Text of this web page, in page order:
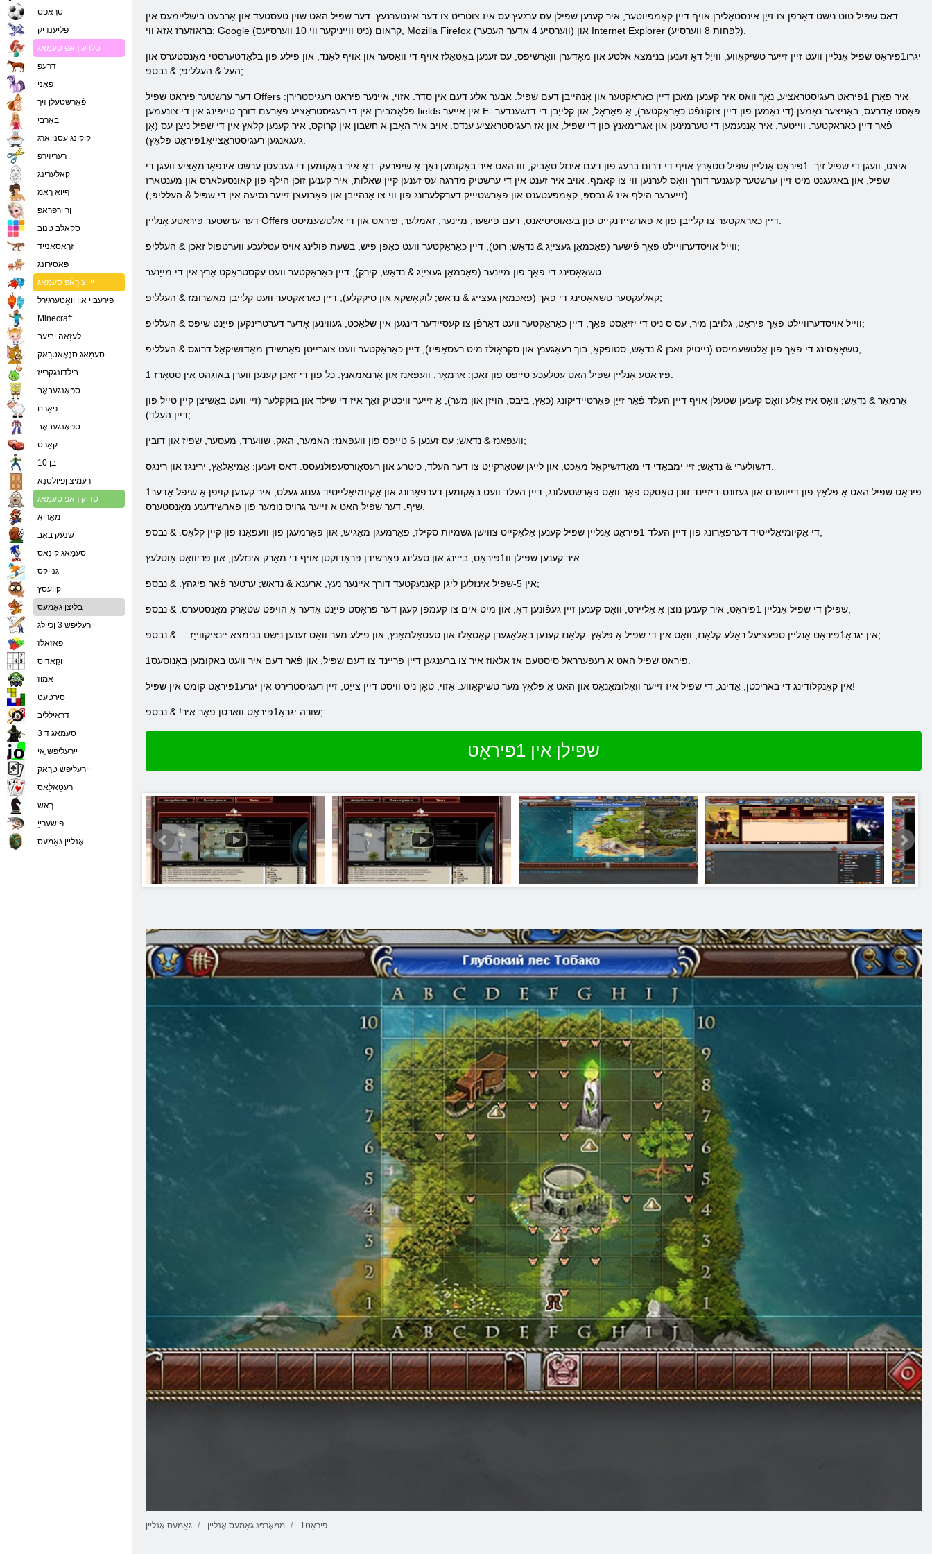
דאס שפּיל טוט נישט דאַרפֿן צו זייַן אינסטאַלירן אויף דיין קאָמפּיוטער, איר קענען שפּילן עס ערגעץ עס איז צוטריט צו דער אינטערנעץ. דער שפּיל האט שוין טעסטעד און אַרבעט בישליימעס אין
בראַוזערז אַזאַ ווי: Google קראָום (ניט ווייניקער ווי 10 ווערסיעס), Mozilla Firefox (ווערסיע 4 אָדער העכער) און Internet Explorer (לפּחות 8 ווערסיע).
יגרו1פּיראַט שפּיל אָנליין וועט זיין זייער טשיקאַווע, ווייַל דאָ זענען בנימצא אלטע און מאָדערן וואָרשיפּס, עס זענען באַטאַלז אויף די וואַסער און אויף לאַנד, און פילע פון ​​בלאַדטערסטי מאָנסטערס און
העל & העלליפּ; & נבספּ;
דער ערשטער פּיראַט שפּיל Offers איר פאָרן 1פּיראַט רעגיסטראַציע, נאָך וואָס איר קענען מאַכן דיין כאַראַקטער און אָנהייבן דעם שפּיל. אבער אַלע דעם אין סדר. אַזוי, איינער פּיראַט רעגיסטרירן:
פּלאָמבירן אין די רעגיסטראַציע פאָרעם דורך טייפּינג אין די צונעמען fields אין אייער E- פּאָסט אַדרעס, באַניצער נאָמען (די נאָמען פון דיין צוקונפֿט כאַראַקטער), אַ פּאַראָל, און קלייַבן די דזשענדער
פֿאַר דיין כאַראַקטער. ווייַטער, איר אָננעמען די טערמינען און אַגרימאַנץ פון די שפּיל, און אַז רעגיסטראַציע ענדס. אויב איר האָבן אַ חשבון אין קרוקס, איר קענען קלאָץ אין די שפּיל ניצן עס (אָן
איצט, וועגן די שפּיל זיך. 1פּיראַט אָנליין שפּיל סטאַרץ אויף די דרום ברעג פון דעם אינזל טאַביק, ווו האט איר באַקומען נאָך אַ שיפּרעק. דאָ איר באַקומען די געבעטן ערשט אינפֿאָרמאַציע וועגן די
שפּיל, און באגעגנט מיט זייַן ערשטער קעגנער דורך וואָס לערנען ווי צו קאַמף. אויב איר זענט אין די ערשטיק מדרגה עס זענען קיין שאלות, איר קענען זוכן הילף פון קאָונסעלאָרס און מענטאָרז
(זייערער הילף איז & נבספּ; קאָמפּעטענט און פאַרשטיייק דערקלערונג פון ווי צו אָנהייבן און פאָרזעצן זייער נסיעה אין די שפּיל & העלליפּ;)
ווייל אויסדערוויילט פאַך פֿישער (פאַכמאַן געצייַג & נדאַש; רוט), דיין כאַראַקטער וועט כאַפּן פיש, בשעת פּולינג אויס עטלעכע ווערטפול זאכן & העלליפּ;
קאַלעקטער טשאָאָסינג די פאַך (פאַכמאַן געצייַג & נדאַש; לוקאָשקאָ און סיקקלע), דיין כאַראַקטער וועט קלייַבן מאַשרומז & העלליפּ;
ווייל אויסדערוויילט פאַך פּיראַט, גלויבן מיר, עס ס ניט די יזיאַסט פאַך, דיין כאַראַקטער וועט דאַרפֿן צו קעסיידער דינגען אין שלאַכט, געווינען אָדער דערטרינקען פייַנט שיפּס & העלליפּ;
טשאָאָסינג די פאַך פון אַלטשעמיסט (נייטיק זאכן & נדאַש; סטופּקאַ, בוך רעאַגענץ און סקראָולז מיט רעסאַפּיז), דיין כאַראַקטער וועט צוגרייטן פאַרשידן מאַדזשיקאַל דרוגס & העלליפּ;
אַרמאָר & נדאַש; וואָס איז אַלע וואָס קענען שטעלן אויף דיין העלד פֿאַר זייַן פאַרטיידיקונג (כאַץ, ביבס, הויזן און מער), אַ זייער וויכטיק זאַך איז די שילד און בוקקלער (זיי וועט באַשיצן קיין טייל פון
דיין העלד);
וועפּאַנז & נדאַש; עס זענען 6 טייפּס פון וועפּאַנז: האַמער, האַק, שווערד, מעסער, שפּיז און דובין;
1פּיראַט שפּיל האט אַ פּלאַץ פון דייווערס און געזונט-דיזיינד זוכן טאַסקס פֿאַר וואָס פאָרשטעלונג, דיין העלד וועט באַקומען דערפאַרונג און אַקיומיאַלייטיד גענוג געלט, איר קענען קויפן אַ שיפל אָדער
די אַקיומיאַלייטיד דערפאַרונג פון דיין העלד 1פּיראַט אָנליין שפּיל קענען אַלאַקייט צווישן גשמיות סקילז, פאַרמעגן מאַגיש, און פאַרמעגן פון וועפּאַנז פון קיין קלאַס. & נבספּ;
אין 5-שפּיל אינזלען ליגן קאָננעקטעד דורך איינער נעץ, אַרענאַ & נדאַש; ערטער פֿאַר פיגהץ. & נבספּ;
שפּילן די שפּיל אָנליין 1פּיראַט, איר קענען נוצן אַ אַליירט, וואָס קענען זיין געפֿונען דאָ, און מיט אים צו קעמפן קעגן דער פּראָסט פייַנט אָדער אַ הויפּט שטאַרק מאָנסטערס. & נבספּ;
אין יגראַ1פּיראַט אָנליין ספּעציעל ראָלע קלאַנז, וואָס אין די שפּיל אַ פּלאַץ. קלאַנז קענען באַלאַגערן קאַסאַלז און סעטאַלמאַנץ, און פילע מער וואָס זענען נישט בנימצא יינציקווייַז ... & נבספּ;
אין קאַנקלודינג די באריכטן, אַדינג, די שפּיל איז זייער וואַלומאַנאַס און האט אַ פּלאַץ מער טשיקאַווע. אַזוי, טאָן ניט וויסט דיין צייַט, זיין רעגיסטרירט אין יגרע1פּיראַט קומט אין שפּיל!
שורה יגראַ1פּיראַט ווארטן פֿאַר איר! & נבספּ;
שפּילן אין 1פּיראַט
גאַמעס אָנליין ממאָרפּג גאַמעס אָנליין 1פּיראַט
טרָאּפס
פליענדיק
סלריג רַאֿפ סעמַאג
דרעֿפ
פּאָני
פֿאַרשטעלן זיך
באַרבי
קוקינג עסנוואַרג
רעריזירפ
קאַלערינג
ףיוא ךאמ
ןריורפרַאפ
סקַאלב טנוב
זרָאסַאנייד
פּאַסירונג
ייווצ רַאֿפ סעמַאג
פירעבוי און וואַטערגירל
Minecraft
לעזַאה יביעב
סעמַאג סנָאָאטרַאק
בילדונגקרייז
ספּאָנגעבאָב
פאַרם
ספּאָנגעבאָב
קאַרס
בן 10
רעמיצ ןפיולטנַא
סדיק רַאֿפ סעמַאג
מאַריאָ
שנעק באָב
סעמַאג קינָאס
גנייקס
קוועסץ
בליצן גאַמעס
ַיירעליּפש 3 ןכַיילג
פּאַזאַלז
וקָאדוס
ַאמוז
סירטעט
דרַאילליב
סעמַאג ד 3
ַיירעליּפש ָאי
ַיירעליּפש טרָאק
רעטַאלַאס
ךָאש
פישערייַ
אָנליין גאַמעס